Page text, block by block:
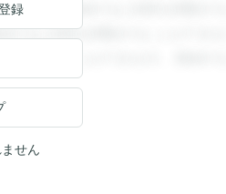
ます。登録すると回答を閲覧する
ると回答を閲覧することができま
覧することができます。登録する
録
せん